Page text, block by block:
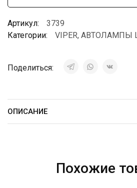
Артикул:
3739
Категории:
VIPER, АВТОЛАМПЫ
Поделиться:
ОПИСАНИЕ
Похожие